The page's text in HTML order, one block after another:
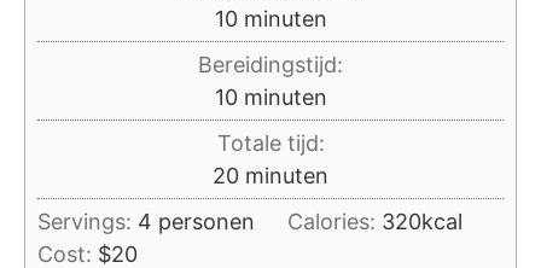
10minuten
minuten
Bereidingstijd:
10minuten
minuten
Totale tijd:
20minuten
minuten
Servings: 4 personen Calories: 320kcal
Cost: $20